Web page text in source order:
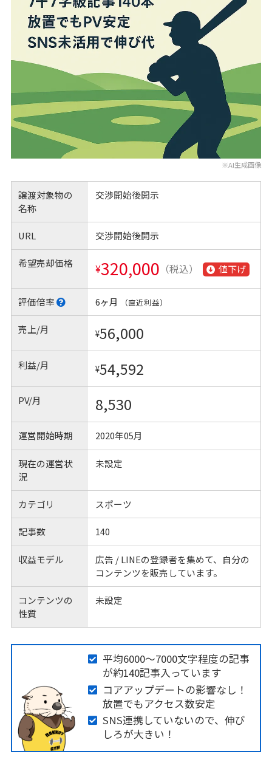
※AI生成画像
譲渡対象物の
名称
交渉開始後開示
URL 交渉開始後開示
希望売却価格 ¥320,000 （税込） 値下げ
評価倍率 6ヶ月 （直近利益）
売上/月 ¥56,000
利益/月 ¥54,592
PV/月 8,530
運営開始時期 2020年05月
現在の運営状
況
未設定
カテゴリ スポーツ
記事数 140
収益モデル
広告 / LINEの登録者を集めて、自分の
コンテンツを販売しています。
コンテンツの
性質
未設定
平均6000～7000文字程度の記事
が約140記事入っています
コアアップデートの影響なし！
放置でもアクセス数安定
SNS連携していないので、伸び
しろが大きい！